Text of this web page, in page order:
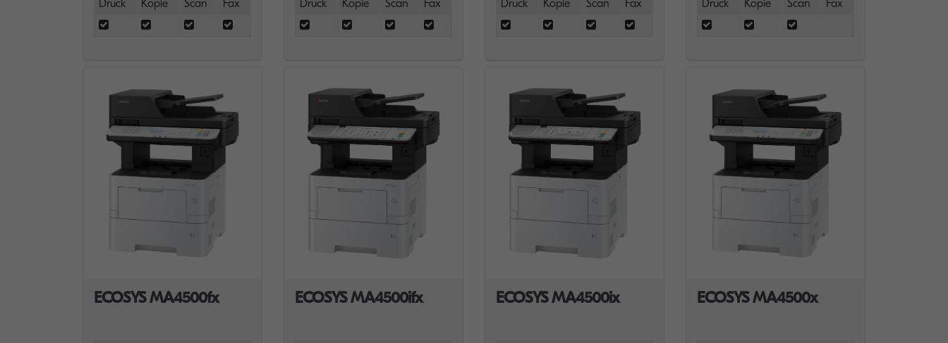
Druck
Kopie Scan Fax
Druck
Kopie Scan Fax
Druck
Kopie Scan Fax
Druck
Kopie Scan Fax
ECOSYS MA4500fx ECOSYS MA4500ifx ECOSYS MA4500ix ECOSYS MA4500x